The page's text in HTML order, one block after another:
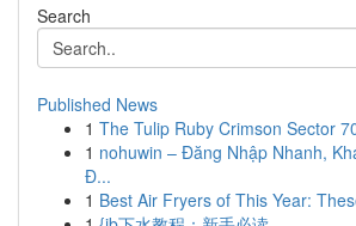
Search
Published News
1 The Tulip Ruby Crimson Sector
1 nohuwin – Đăng Nhập Nhanh,
Đ...
1 Best Air Fryers of This Year: